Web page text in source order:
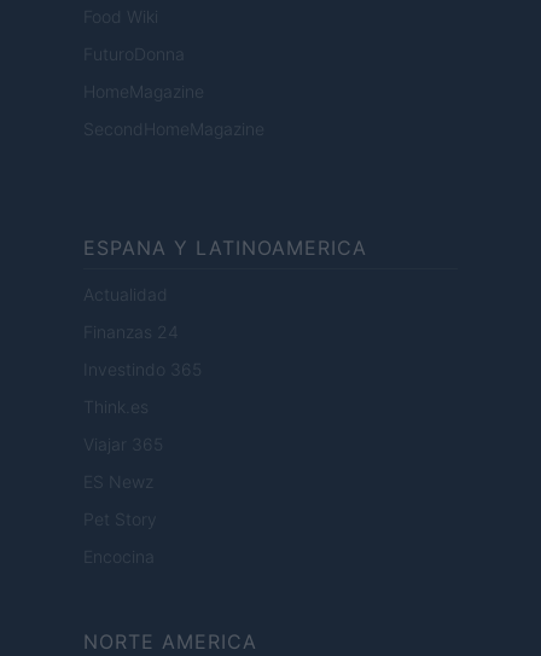
Food Wiki
FuturoDonna
HomeMagazine
SecondHomeMagazine
ESPANA Y LATINOAMERICA
Actualidad
Finanzas 24
Investindo 365
Think.es
Viajar 365
ES Newz
Pet Story
Encocina
NORTE AMERICA